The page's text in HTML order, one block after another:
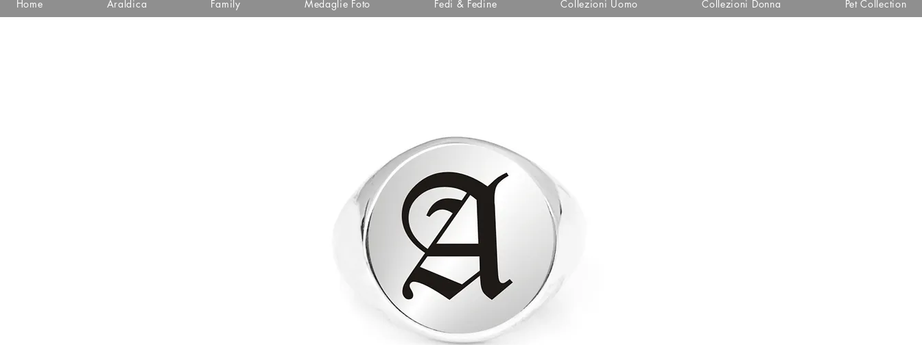
Home Araldica Family Medaglie Foto Fedi & Fedine Collezioni Uomo Collezioni Donna Pet Collection